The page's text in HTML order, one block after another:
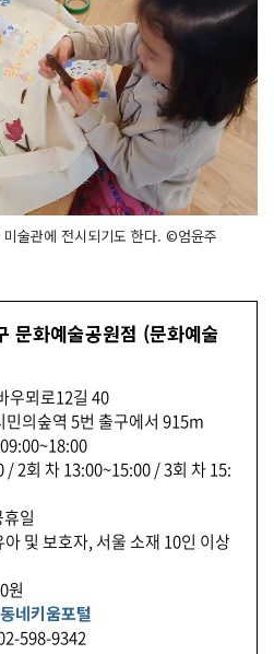
술관에 전시되기도 한다. ©엄윤주
문화예술공원점 (문화예술
우뫼로12길 40
의숲역 5번 출구에서 915m
2회 차 13:00~15:00 / 3회 차 15:
일
및 보호자, 서울 소재 10인 이상
원
네키움포털
598-9342